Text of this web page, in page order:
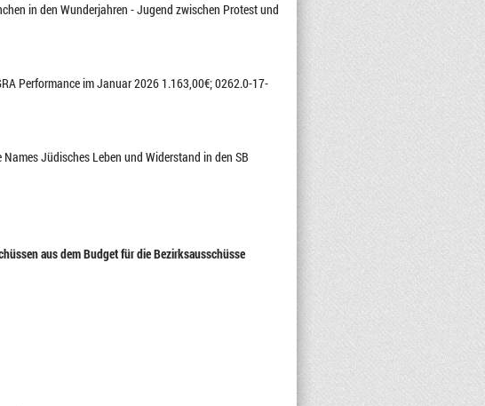
in den Wunderjahren - Jugend zwischen Protest und
Performance im Januar 2026 1.163,00€; 0262.0-17-
Jüdisches Leben und Widerstand in den SB
aus dem Budget für die Bezirksausschüsse